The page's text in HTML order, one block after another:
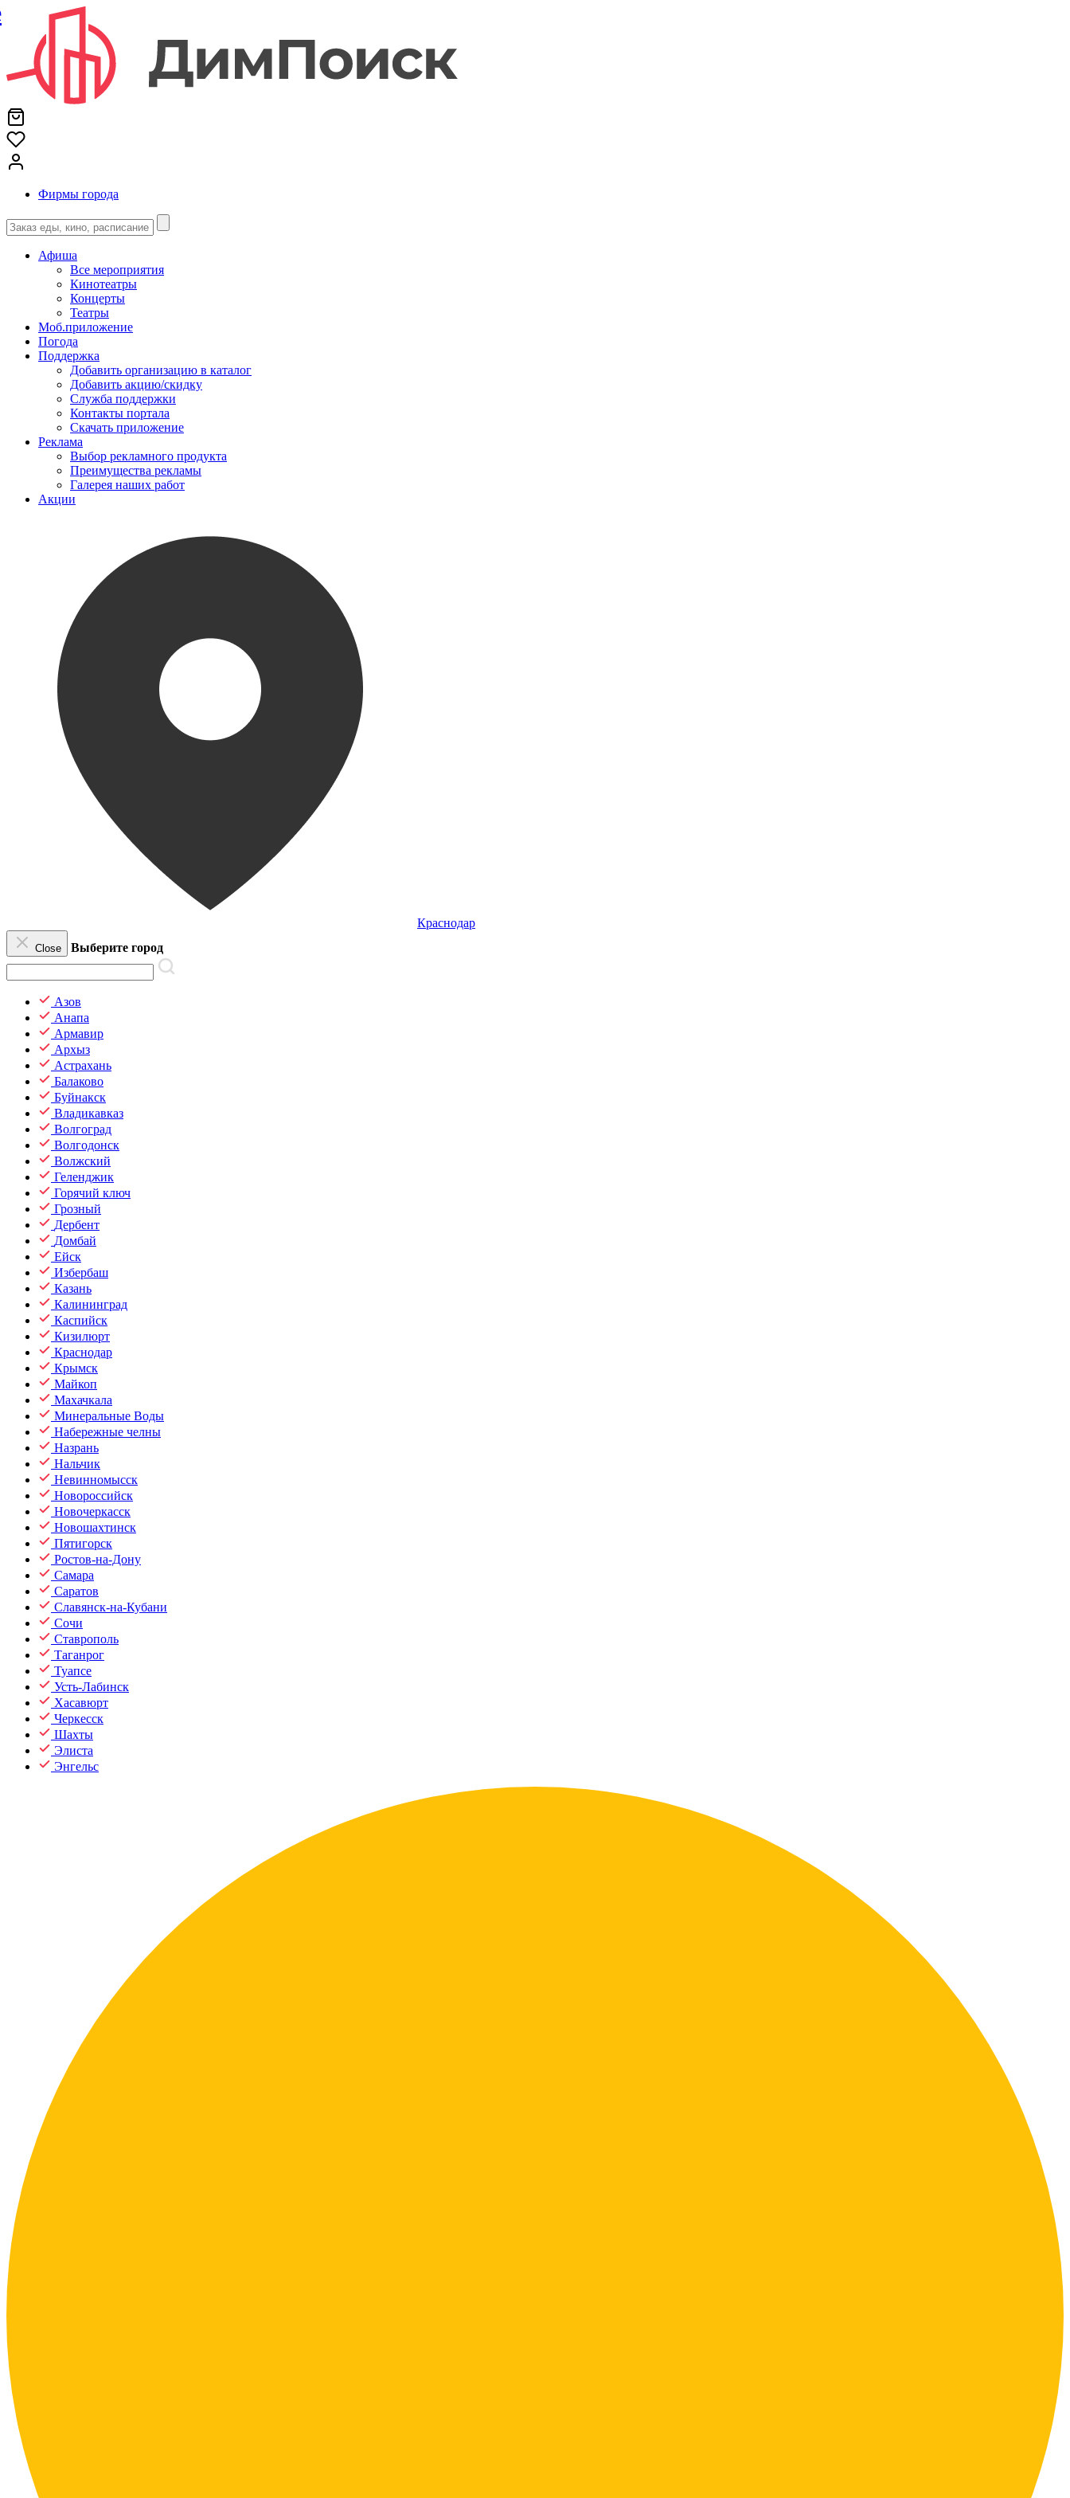
Фирмы города
Афиша
Все мероприятия
Кинотеатры
Концерты
Театры
Моб.приложение
Погода
Поддержка
Добавить организацию в каталог
Добавить акцию/скидку
Служба поддержки
Контакты портала
Скачать приложение
Реклама
Выбор рекламного продукта
Преимущества рекламы
Галерея наших работ
Акции
Краснодар
Close Выберите город
Азов
Анапа
Армавир
Архыз
Астрахань
Балаково
Буйнакск
Владикавказ
Волгоград
Волгодонск
Волжский
Геленджик
Горячий ключ
Грозный
Дербент
Домбай
Ейск
Избербаш
Казань
Калининград
Каспийск
Кизилюрт
Краснодар
Крымск
Майкоп
Махачкала
Минеральные Воды
Набережные челны
Назрань
Нальчик
Невинномысск
Новороссийск
Новочеркасск
Новошахтинск
Пятигорск
Ростов-на-Дону
Самара
Саратов
Славянск-на-Кубани
Сочи
Ставрополь
Таганрог
Туапсе
Усть-Лабинск
Хасавюрт
Черкесск
Шахты
Элиста
Энгельс